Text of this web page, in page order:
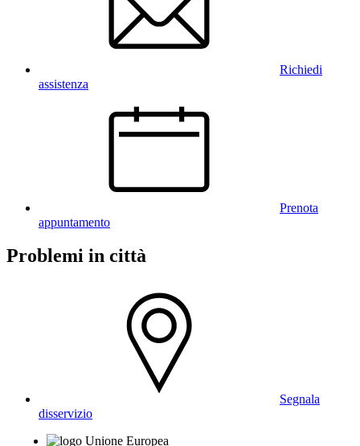
Richiedi
assistenza
Prenota
appuntamento
Problemi in città
Segnala
disservizio